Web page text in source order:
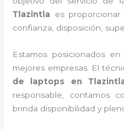
Tlazintla es proporcionar
confianza, disposición,
Estamos posicionados
mejores empresas. El
de laptops en
responsable, contamos
brinda disponibilidad y